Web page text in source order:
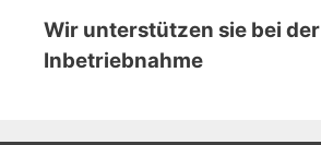
Wir unterstützen sie bei der
Inbetriebnahme